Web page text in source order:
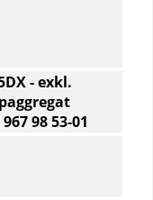
- exkl.
98 53‑01